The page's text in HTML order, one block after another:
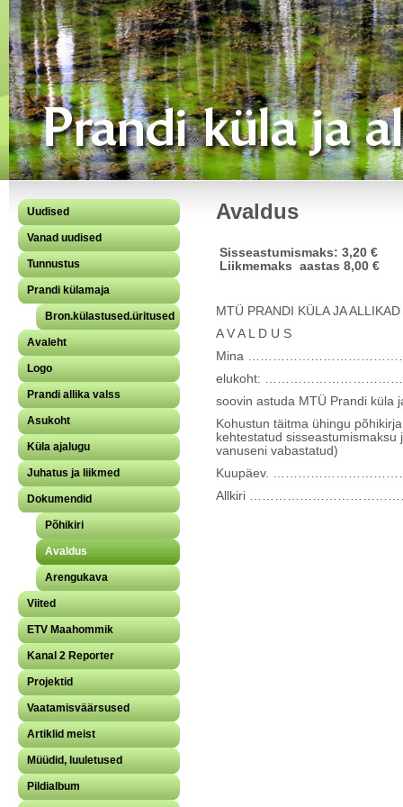
Uudised
Vanad uudised
Tunnustus
Prandi külamaja
Bron.külastused.üritused
Avaleht
Logo
Prandi allika valss
Asukoht
Küla ajalugu
Juhatus ja liikmed
Dokumendid
Põhikiri
Avaldus
Arengukava
Viited
ETV Maahommik
Kanal 2 Reporter
Projektid
Vaatamisväärsused
Artiklid meist
Müüdid, luuletused
Pildialbum
Avaldus
Sisseastumismaks: 3,20 €
Liikmemaks aastas 8,00 €
MTÜ PRANDI KÜLA JA
A V A L D U S
Mina
elukoht:
soovin astuda MTÜ Prandi küla
Kohustun täitma ühingu
kehtestatud
vanuseni vabastatud)
Kuupäev.
Allkiri